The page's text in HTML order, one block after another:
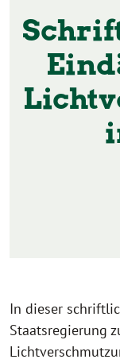
In dieser
Staatsregierung